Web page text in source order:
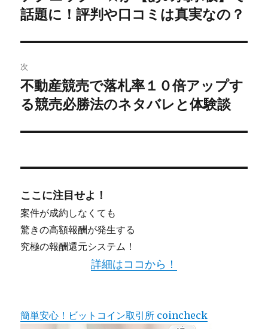
シ
ョ
ン
投
稿:
話題に！評判や口コミは真実なの？
次
次
の
稿:
不動産競売で落札率１０倍アップす
る競売必勝法のネタバレと体験談
ここに注目せよ！
案件が成約しなくても
驚きの高額報酬が発生する
究極の報酬還元システム！
詳細はココから！
簡単安心！ビットコイン取引所 coincheck